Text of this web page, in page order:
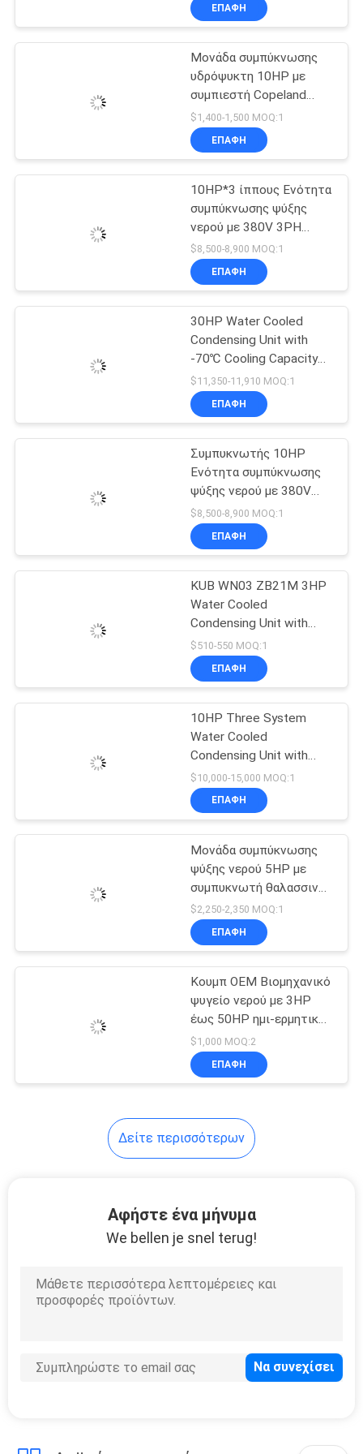
ΈΛΕΓΧΟΣ
ΕΛΆΤΕ
ΖΗΤΉΣΤΕ
ΑΠΌΣΠΑΣΜΑ
ΑΠΟΡΡΉΤΟΥ
Ημι ερμητική
συμπυκνώνοντας
μονάδα
Δροσισμένη αέρας
συμπυκνώνοντας
Δροσισμένες νερό
συμπυκνώνοντας
37
Δροσεροί
εξατμιστήρες
δωματίων
21
Εξατμιστήρας
τύπων Δ
Εναλλάκτης
θερμότητας πλάκα
Πόρτες κρύας
αποθήκευσης
Condenser Unit for Cold
ΕΠΑΦΉ
Μονάδα συμπύκνωσης
υδρόψυκτη 10HP με
συμπιεστή Copeland
Scroll για μεγάλη
διάρκεια ζωής και
εφαρμογές κατά
$1,400-1,500 MOQ:1
ΕΠΑΦΉ
10HP*3 ίππους Ενότητα
συμπύκνωσης ψύξης
νερού με 380V 3PH
50Hz και 1 έτος εγγύηση
$8,500-8,900 MOQ:1
ΕΠΑΦΉ
30HP Water Cooled
Condensing Unit with
-70℃ Cooling Capacity
and 380V/3Ph/50Hz
Voltage for Industrial
Refrigeration
$11,350-11,910 MOQ:1
ΕΠΑΦΉ
Συμπυκνωτής 10HP
Ενότητα συμπύκνωσης
ψύξης νερού με 380V
3PH 50Hz και 1 έτος
εγγύηση
$8,500-8,900 MOQ:1
ΕΠΑΦΉ
KUB WN03 ZB21M 3HP
Water Cooled
Condensing Unit with
380V Voltage R-22/R-
404A Refrigerant and
+10 to -18℃ Cooling
$510-550 MOQ:1
ΕΠΑΦΉ
10HP Three System
Water Cooled
Condensing Unit with
380V/3Ph/50Hz and 1
Year Warranty
$10,000-15,000 MOQ:1
ΕΠΑΦΉ
Μονάδα συμπύκνωσης
ψύξης νερού 5HP με
συμπυκνωτή θαλασσινού
νερού για ψυχρό
δωμάτιο 220V 3PH
60HZ
$2,250-2,350 MOQ:1
ΕΠΑΦΉ
Κουμπ OEM Βιομηχανικό
ψυγείο νερού με 3HP
έως 50HP ημι-ερμητικό
συμπιεστή και 380V
50Hz παροχή ρεύματος
με 1 έτος εγγύηση
$1,000 MOQ:2
ΕΠΑΦΉ
Δείτε περισσότερων
Αφήστε ένα μήνυμα
We bellen je snel terug!